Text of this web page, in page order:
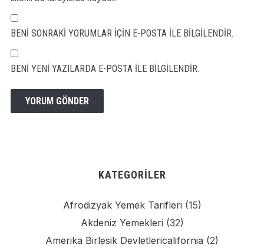
BENI SONRAKI YORUMLAR IÇIN E-POSTA ILE BILGILENDIR.
BENI YENI YAZILARDA E-POSTA ILE BILGILENDIR.
KATEGORILER
Afrodizyak Yemek Tarifleri (15)
Akdeniz Yemekleri (32)
Amerika Birlesik Devletlericalifornia (2)